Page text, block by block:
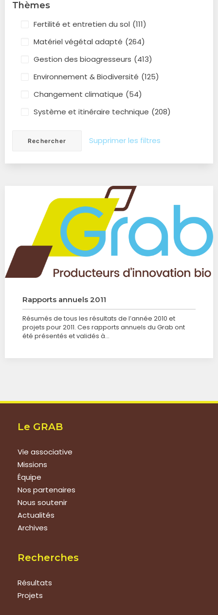
Thèmes
Fertilité et entretien du sol (111)
Matériel végétal adapté (264)
Gestion des bioagresseurs (413)
Environnement & Biodiversité (125)
Changement climatique (54)
Système et itinéraire technique (208)
Supprimer les filtres
Rapports annuels 2011
Résumés de tous les résultats de l’année 2010 et
projets pour 2011. Ces rapports annuels du Grab ont
été présentés et validés à…
Le GRAB
Vie associative
Missions
Équipe
Nos partenaires
Nous soutenir
Actualités
Archives
Recherches
Résultats
Projets